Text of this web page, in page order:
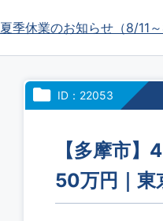
夏季休業のお知らせ（8/11～
ID：22053
【多摩市
50万円｜東